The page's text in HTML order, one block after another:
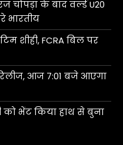
चोपड़ा के बाद वर्ल्ड U20
भारतीय
शीही, FCRA बिल पर
आज 7:01 बजे आएगा
को भेंट किया हाथ से बुना